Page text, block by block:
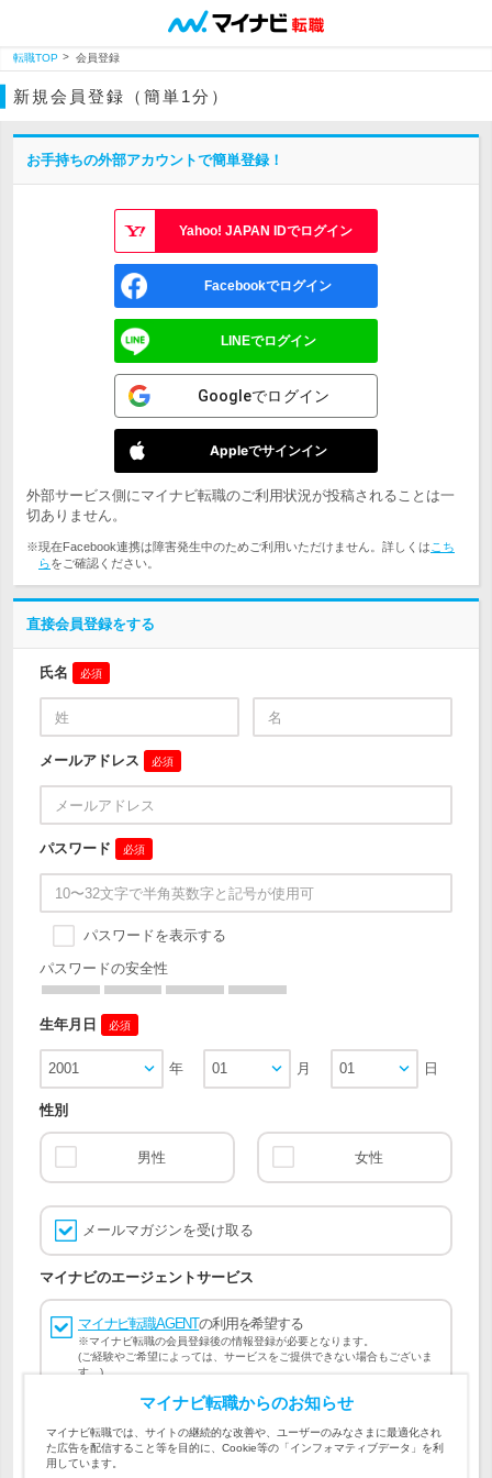
転職TOP 会員登録
新規会員登録（簡単1分）
お手持ちの外部アカウントで簡単登録！
Yahoo! JAPAN IDでログイン
Facebookでログイン
LINEでログイン
Googleでログイン
Appleでサインイン
外部サービス側にマイナビ転職のご利用状況が投稿されることは一
切ありません。
※現在Facebook連携は障害発生中のためご利用いただけません。詳しくは こち
らをご確認ください。
直接会員登録をする
氏名 必須
メールアドレス 必須
パスワード 必須
パスワードを表示する
パスワードの安全性
生年月日 必須
2001 年 01 月 01 日
性別
男性 女性
メールマガジンを受け取る
マイナビのエージェントサービス
マイナビ転職AGENTの利用を希望する
※マイナビ転職の会員登録後の情報登録が必要となります。
(ご経験やご希望によっては、サービスをご提供できない場合もございま
す。)
会員登録には マイナビ転職 会員規約
マイナビ転職AGENT
会員規約、マイナビ転職AGENT 個人情報の取り扱い および
個人情報の取り扱い
マイナビ転職からのお知らせ
マイナビ転職では、サイトの継続的な改善や、ユーザーのみなさまに最適化され
た広告を配信すること等を目的に、Cookie等の「インフォマティブデータ」を利
用しています。